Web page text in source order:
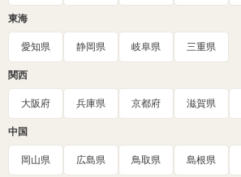
東海
愛知県 静岡県 岐阜県 三重県
関西
大阪府 兵庫県 京都府 滋賀県
中国
岡山県 広島県 鳥取県 島根県